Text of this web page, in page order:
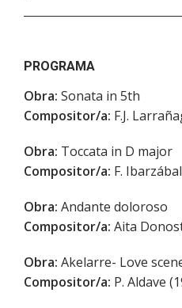
PROGRAMA
Obra: Sonata in 5th
Compositor/a: F.J.
Obra: Toccata in D major
Compositor/a: F.
Obra: Andante doloroso
Compositor/a: Aita
Obra: Akelarre- Love
Compositor/a: P. Aldave